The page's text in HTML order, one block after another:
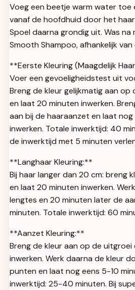
Voeg een beetje warm water toe
vanaf de hoofdhuid door het
Spoel daarna grondig uit. Was na
Smooth Shampoo, afhankelijk
**Eerste Kleuring (Maagdelijk
Voer een gevoeligheidstest uit
Breng de kleur gelijkmatig aan
en laat 20 minuten inwerken.
aan bij de haaraanzet en laat
inwerken. Totale inwerktijd: 40
de inwerktijd met 5 minuten
**Langhaar Kleuring:**
Bij haar langer dan 20 cm: breng
en laat 20 minuten inwerken.
lengtes en 20 minuten later de
minuten. Totale inwerktijd: 60
**Aanzet Kleuring:**
Breng de kleur aan op de
inwerken. Werk daarna de kleur
punten en laat nog eens 5-10
inwerktijd: 25-40 minuten. Bij